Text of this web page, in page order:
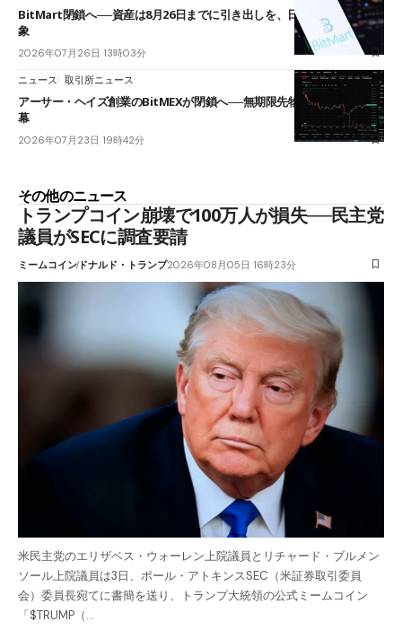
BitMart閉鎖へ──資産は8月26日までに引き出しを、日本人利用者も対
象
2026年07月26日 13時03分
ニュース 取引所ニュース
アーサー・ヘイズ創業のBitMEXが閉鎖へ──無期限先物を生んだ11年に
幕
2026年07月23日 19時42分
その他のニュース
トランプコイン崩壊で100万人が損失──民主党
議員がSECに調査要請
ミームコインドナルド・トランプ2026年08月05日 16時23分
米民主党のエリザベス・ウォーレン上院議員とリチャード・ブルメン
ソール上院議員は3日、ポール・アトキンスSEC（米証券取引委員
会）委員長宛てに書簡を送り、トランプ大統領の公式ミームコイン
「$TRUMP（…